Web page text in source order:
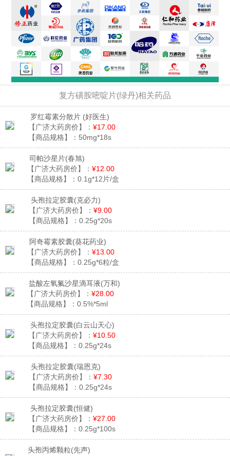
复方磺胺嘧啶片(绿丹)相关药品
罗红霉素分散片 (好医生)
【广济大药房价】： ¥17.00
【商品规格】： 50mg*18s
司帕沙星片(春旭)
【广济大药房价】： ¥12.00
【商品规格】： 0.1g*12片/盒
头孢拉定胶囊(克必力)
【广济大药房价】： ¥9.00
【商品规格】： 0.25g*20s
阿奇霉素胶囊(葵花药业)
【广济大药房价】： ¥13.00
【商品规格】： 0.25g*6粒/盒
盐酸左氧氟沙星滴耳液(万和)
【广济大药房价】： ¥28.00
【商品规格】： 0.5%*5ml
头孢拉定胶囊(白云山天心)
【广济大药房价】： ¥10.50
【商品规格】： 0.25g*24s
头孢拉定胶囊(瑞恩克)
【广济大药房价】： ¥7.30
【商品规格】： 0.25g*24s
头孢拉定胶囊(恒健)
【广济大药房价】： ¥27.00
【商品规格】： 0.25g*100s
头孢丙烯颗粒(先声)